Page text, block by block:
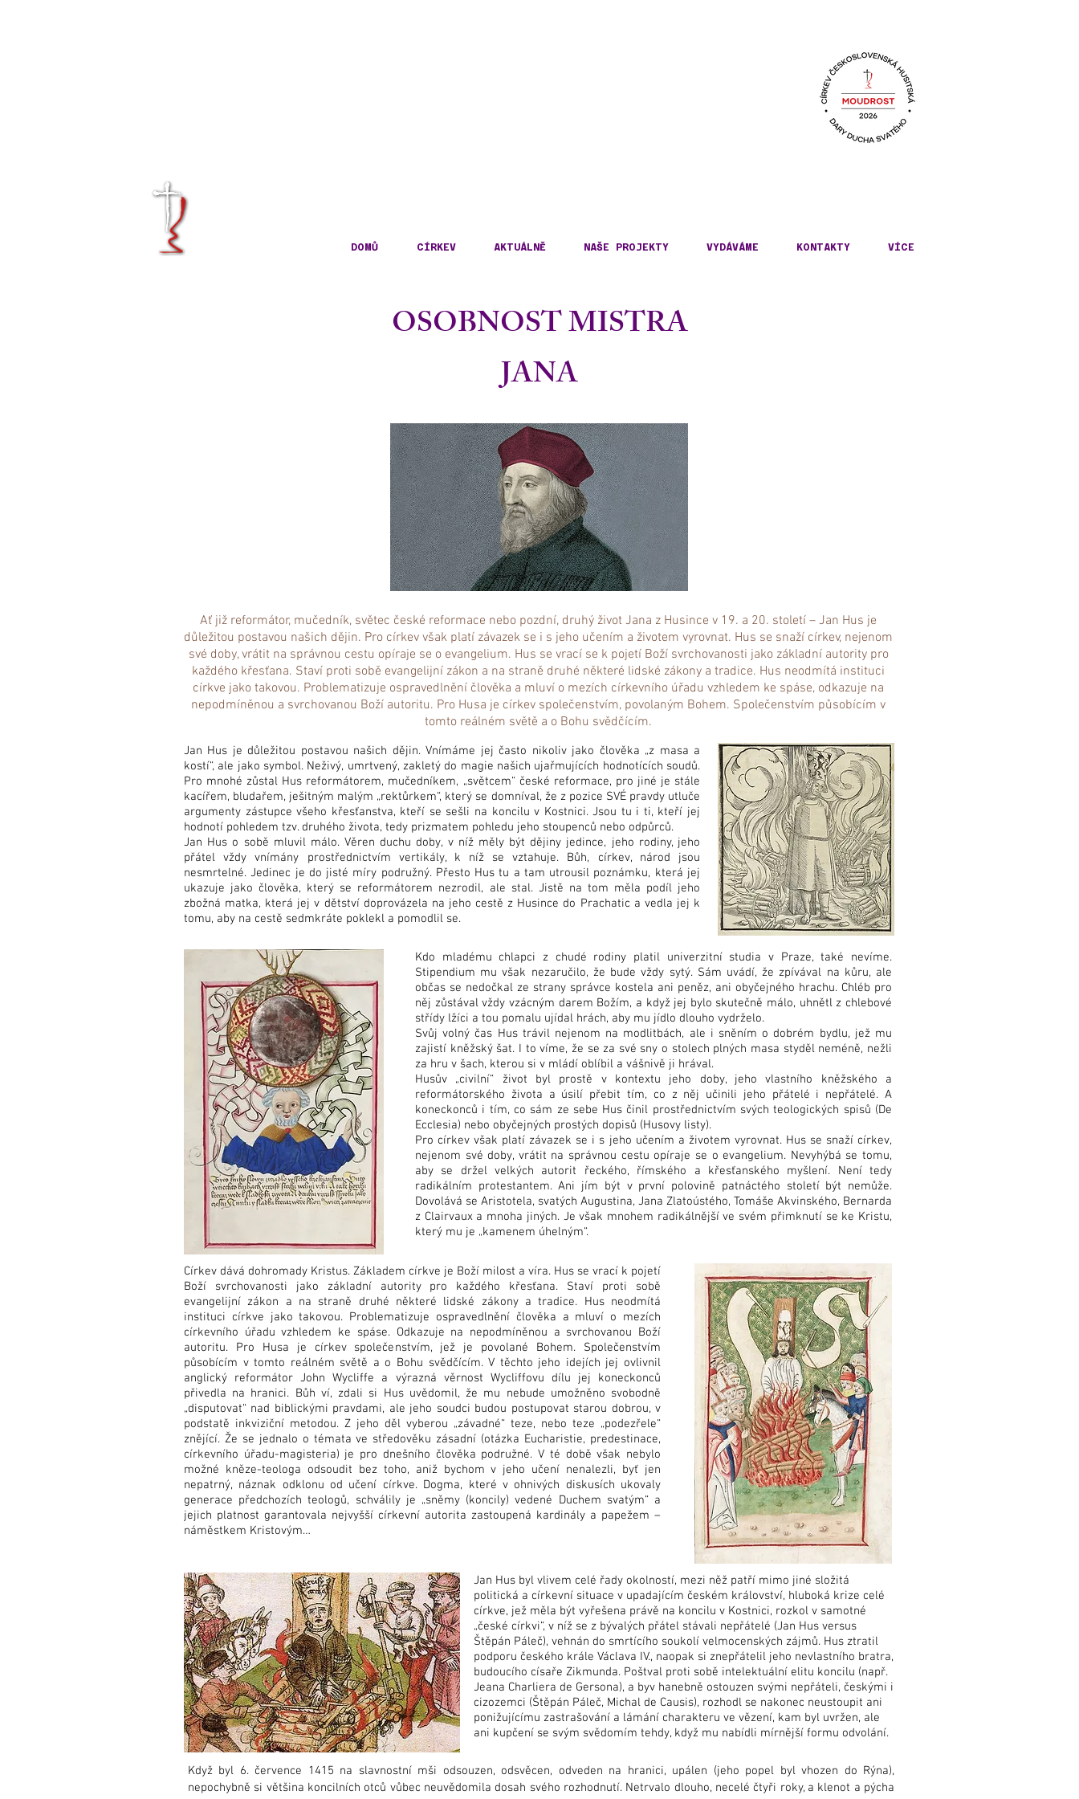
DOMŮ CÍRKEV AKTUÁLNĚ NAŠE PROJEKTY VYDÁVÁME KONTAKTY VÍCE
OSOBNOST MISTRA
JANA
Ať již reformátor, mučedník, světec české reformace nebo pozdní, druhý život Jana z Husince v 19. a 20. století – Jan Hus je
důležitou postavou našich dějin. Pro církev však platí závazek se i s jeho učením a životem vyrovnat. Hus se snaží církev, nejenom
své doby, vrátit na správnou cestu opíraje se o evangelium. Hus se vrací se k pojetí Boží svrchovanosti jako základní autority pro
každého křesťana. Staví proti sobě evangelijní zákon a na straně druhé některé lidské zákony a tradice. Hus neodmítá instituci
církve jako takovou. Problematizuje ospravedlnění člověka a mluví o mezích církevního úřadu vzhledem ke spáse, odkazuje na
nepodmíněnou a svrchovanou Boží autoritu. Pro Husa je církev společenstvím, povolaným Bohem. Společenstvím působícím v
tomto reálném světě a o Bohu svědčícím.
Jan Hus je důležitou postavou našich dějin. Vnímáme jej často nikoliv jako člověka „z masa a
kostí“, ale jako symbol. Neživý, umrtvený, zakletý do magie našich ujařmujících hodnotících soudů.
Pro mnohé zůstal Hus reformátorem, mučedníkem, „světcem“ české reformace, pro jiné je stále
kacířem, bludařem, ješitným malým „rektůrkem“, který se domníval, že z pozice SVÉ pravdy utluče
argumenty zástupce všeho křesťanstva, kteří se sešli na koncilu v Kostnici. Jsou tu i ti, kteří jej
hodnotí pohledem tzv. druhého života, tedy prizmatem pohledu jeho stoupenců nebo odpůrců.
Jan Hus o sobě mluvil málo. Věren duchu doby, v níž měly být dějiny jedince, jeho rodiny, jeho
přátel vždy vnímány prostřednictvím vertikály, k níž se vztahuje. Bůh, církev, národ jsou
nesmrtelné. Jedinec je do jisté míry podružný. Přesto Hus tu a tam utrousil poznámku, která jej
ukazuje jako člověka, který se reformátorem nezrodil, ale stal. Jistě na tom měla podíl jeho
zbožná matka, která jej v dětství doprovázela na jeho cestě z Husince do Prachatic a vedla jej k
tomu, aby na cestě sedmkráte poklekl a pomodlil se.
Kdo mladému chlapci z chudé rodiny platil univerzitní studia v Praze, také nevíme.
Stipendium mu však nezaručilo, že bude vždy sytý. Sám uvádí, že zpívával na kůru, ale
občas se nedočkal ze strany správce kostela ani peněz, ani obyčejného hrachu. Chléb pro
něj zůstával vždy vzácným darem Božím, a když jej bylo skutečně málo, uhnětl z chlebové
střídy lžíci a tou pomalu ujídal hrách, aby mu jídlo dlouho vydrželo.
Svůj volný čas Hus trávil nejenom na modlitbách, ale i sněním o dobrém bydlu, jež mu
zajistí kněžský šat. I to víme, že se za své sny o stolech plných masa styděl neméně, nežli
za hru v šach, kterou si v mládí oblíbil a vášnivě ji hrával.
Husův „civilní“ život byl prostě v kontextu jeho doby, jeho vlastního kněžského a
reformátorského života a úsilí přebit tím, co z něj učinili jeho přátelé i nepřátelé. A
koneckonců i tím, co sám ze sebe Hus činil prostřednictvím svých teologických spisů (De
Ecclesia) nebo obyčejných prostých dopisů (Husovy listy).
Pro církev však platí závazek se i s jeho učením a životem vyrovnat. Hus se snaží církev,
nejenom své doby, vrátit na správnou cestu opíraje se o evangelium. Nevyhýbá se tomu,
aby se držel velkých autorit řeckého, římského a křesťanského myšlení. Není tedy
radikálním protestantem. Ani jím být v první polovině patnáctého století být nemůže.
Dovolává se Aristotela, svatých Augustina, Jana Zlatoústého, Tomáše Akvinského, Bernarda
z Clairvaux a mnoha jiných. Je však mnohem radikálnější ve svém přimknutí se ke Kristu,
který mu je „kamenem úhelným“.
Církev dává dohromady Kristus. Základem církve je Boží milost a víra. Hus se vrací k pojetí
Boží svrchovanosti jako základní autority pro každého křesťana. Staví proti sobě
evangelijní zákon a na straně druhé některé lidské zákony a tradice. Hus neodmítá
instituci církve jako takovou. Problematizuje ospravedlnění člověka a mluví o mezích
církevního úřadu vzhledem ke spáse. Odkazuje na nepodmíněnou a svrchovanou Boží
autoritu. Pro Husa je církev společenstvím, jež je povolané Bohem. Společenstvím
působícím v tomto reálném světě a o Bohu svědčícím. V těchto jeho idejích jej ovlivnil
anglický reformátor John Wycliffe a výrazná věrnost Wycliffovu dílu jej koneckonců
přivedla na hranici. Bůh ví, zdali si Hus uvědomil, že mu nebude umožněno svobodně
„disputovat“ nad biblickými pravdami, ale jeho soudci budou postupovat starou dobrou, v
podstatě inkviziční metodou. Z jeho děl vyberou „závadné“ teze, nebo teze „podezřele“
znějící. Že se jednalo o témata ve středověku zásadní (otázka Eucharistie, predestinace,
církevního úřadu-magisteria) je pro dnešního člověka podružné. V té době však nebylo
možné kněze-teologa odsoudit bez toho, aniž bychom v jeho učení nenalezli, byť jen
nepatrný, náznak odklonu od učení církve. Dogma, které v ohnivých diskusích ukovaly
generace předchozích teologů, schválily je „sněmy (koncily) vedené Duchem svatým“ a
jejich platnost garantovala nejvyšší církevní autorita zastoupená kardinály a papežem –
náměstkem Kristovým…
Jan Hus byl vlivem celé řady okolností, mezi něž patří mimo jiné složitá
politická a církevní situace v upadajícím českém království, hluboká krize celé
církve, jež měla být vyřešena právě na koncilu v Kostnici, rozkol v samotné
„české církvi“, v níž se z bývalých přátel stávali nepřátelé (Jan Hus versus
Štěpán Páleč), vehnán do smrtícího soukolí velmocenských zájmů. Hus ztratil
podporu českého krále Václava IV., naopak si znepřátelil jeho nevlastního bratra,
budoucího císaře Zikmunda. Poštval proti sobě intelektuální elitu koncilu (např.
Jeana Charliera de Gersona), a byv hanebně ostouzen svými nepřáteli, českými i
cizozemci (Štěpán Páleč, Michal de Causis), rozhodl se nakonec neustoupit ani
ponižujícímu zastrašování a lámání charakteru ve vězení, kam byl uvržen, ale
ani kupčení se svým svědomím tehdy, když mu nabídli mírnější formu odvolání.
Když byl 6. července 1415 na slavnostní mši odsouzen, odsvěcen, odveden na hranici, upálen (jeho popel byl vhozen do Rýna),
nepochybně si většina koncilních otců vůbec neuvědomila dosah svého rozhodnutí. Netrvalo dlouho, necelé čtyři roky, a klenot a pýcha